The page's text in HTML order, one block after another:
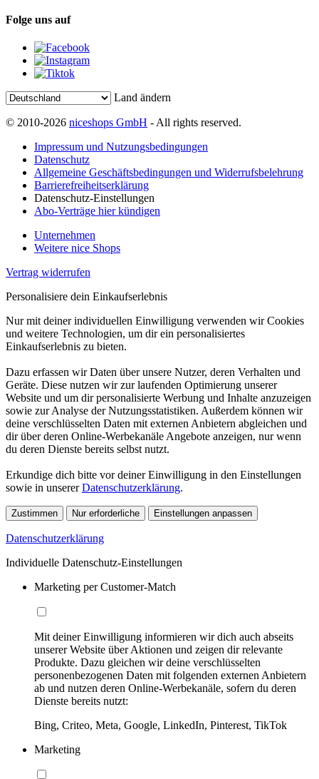
Folge uns auf
Land ändern
© 2010-2026 niceshops GmbH - All rights reserved.
Impressum und Nutzungsbedingungen
Datenschutz
Allgemeine Geschäftsbedingungen und Widerrufsbelehrung
Barrierefreiheitserklärung
Datenschutz-Einstellungen
Abo-Verträge hier kündigen
Unternehmen
Weitere nice Shops
Vertrag widerrufen
Personalisiere dein Einkaufserlebnis
Nur mit deiner individuellen Einwilligung verwenden wir Cookies
und weitere Technologien, um dir ein personalisiertes
Einkaufserlebnis zu bieten.
Dazu erfassen wir Daten über unsere Nutzer, deren Verhalten und
Geräte. Diese nutzen wir zur laufenden Optimierung unserer
Website und um dir personalisierte Werbung und Inhalte anzuzeigen
sowie zur Analyse der Nutzungsstatistiken. Außerdem können wir
deine verschlüsselten Daten mit externen Anbietern abgleichen und
dir über deren Online-Werbekanäle Angebote anzeigen, nur wenn
du deren Dienste bereits selbst nutzt.
Erkundige dich bitte vor deiner Einwilligung in den Einstellungen
sowie in unsererDatenschutzerklärung.
Zustimmen Nur erforderliche Einstellungen anpassen
Datenschutzerklärung
Individuelle Datenschutz-Einstellungen
Marketing per Customer-Match
Mit deiner Einwilligung informieren wir dich auch abseits
unserer Website über Aktionen und zeigen dir relevante
Produkte. Dazu gleichen wir deine verschlüsselten
personenbezogenen Daten mit folgenden externen Anbietern
ab und nutzen deren Online-Werbekanäle, sofern du deren
Dienste bereits nutzt:
Bing, Criteo, Meta, Google, LinkedIn, Pinterest, TikTok
Marketing